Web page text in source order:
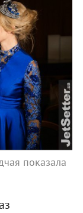
показала